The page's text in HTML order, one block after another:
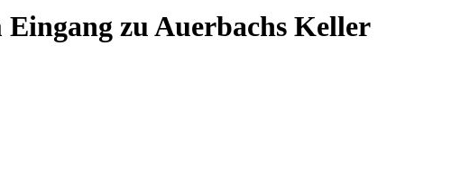
zu Auerbachs Keller